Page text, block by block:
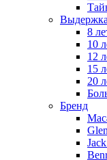
Выдержка
8
10
12
15
20
Бренд